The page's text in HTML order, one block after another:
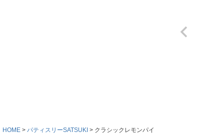
HOME パティスリーSATSUKI
クラシックレモンパイ